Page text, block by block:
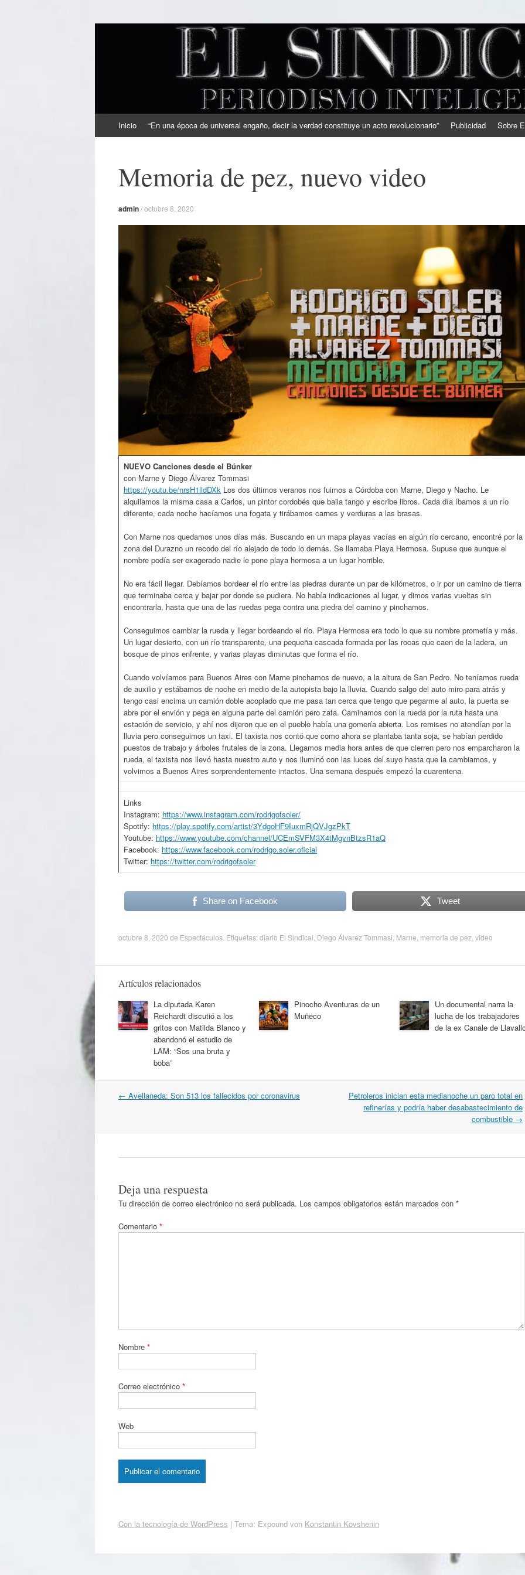
EL SINDICAL
Periodismo Inteligente
al
Inicio “En una época de universal engaño, decir la verdad constituye un acto revolucionario” Publicidad Sobre
Memoria de pez, nuevo video
admin/octubre 8, 2020
NUEVO Canciones desde el Búnker
con Marne y Diego Álvarez Tommasi
https://youtu.be/nrsH1lldDXk Los dos últimos veranos nos fuimos a Córdoba con Marne, Diego y Nacho. Le
alquilamos la misma casa a Carlos, un pintor cordobés que baila tango y escribe libros. Cada día íbamos a un río
diferente, cada noche hacíamos una fogata y tirábamos carnes y verduras a las brasas.
Con Marne nos quedamos unos días más. Buscando en un mapa playas vacías en algún río cercano, encontré por la
zona del Durazno un recodo del río alejado de todo lo demás. Se llamaba Playa Hermosa. Supuse que aunque el
nombre podía ser exagerado nadie le pone playa hermosa a un lugar horrible.
No era fácil llegar. Debíamos bordear el río entre las piedras durante un par de kilómetros, o ir por un camino de tierra
que terminaba cerca y bajar por donde se pudiera. No había indicaciones al lugar, y dimos varias vueltas sin
encontrarla, hasta que una de las ruedas pega contra una piedra del camino y pinchamos.
Conseguimos cambiar la rueda y llegar bordeando el río. Playa Hermosa era todo lo que su nombre prometía y más.
Un lugar desierto, con un río transparente, una pequeña cascada formada por las rocas que caen de la ladera, un
bosque de pinos enfrente, y varias playas diminutas que forma el río.
Cuando volvíamos para Buenos Aires con Marne pinchamos de nuevo, a la altura de San Pedro. No teníamos rueda
de auxilio y estábamos de noche en medio de la autopista bajo la lluvia. Cuando salgo del auto miro para atrás y
tengo casi encima un camión doble acoplado que me pasa tan cerca que tengo que pegarme al auto, la puerta se
abre por el envión y pega en alguna parte del camión pero zafa. Caminamos con la rueda por la ruta hasta una
estación de servicio, y ahí nos dijeron que en el pueblo había una gomería abierta. Los remises no atendían por la
lluvia pero conseguimos un taxi. El taxista nos contó que como ahora se plantaba tanta soja, se habían perdido
puestos de trabajo y árboles frutales de la zona. Llegamos media hora antes de que cierren pero nos emparcharon la
rueda, el taxista nos llevó hasta nuestro auto y nos iluminó con las luces del suyo hasta que la cambiamos, y
volvimos a Buenos Aires sorprendentemente intactos. Una semana después empezó la cuarentena.
Links
Instagram: https://www.instagram.com/rodrigofsoler/
Spotify: https://play.spotify.com/artist/3YdgoHF9IuxmRjQVJgzPkT
Youtube: https://www.youtube.com/channel/UCEmSVFM3X4tMgvnBtzsR1aQ
Facebook: https://www.facebook.com/rodrigo.soler.oficial
Twitter: https://twitter.com/rodrigofsoler
Share on Facebook Tweet
octubre 8, 2020 de Espectáculos . Etiquetas:diario El Sindical Diego Álvarez Tommasi Marne memoria de pez video
Artículos relacionados
La diputada Karen
Reichardt discutió a los
gritos con Matilda Blanco y
abandonó el estudio de
LAM: “Sos una bruta y
boba”
Pinocho Aventuras de un
Muñeco
Un documental narra la
lucha de los trabajadores
de la ex Canale de
Navegación
← Avellaneda: Son 513 los fallecidos por coronavirus
Petroleros inician esta medianoche un paro total en
refinerías y podría haber desabastecimiento de
combustible →
Deja una respuesta
Tu dirección de correo electrónico no será publicada. Los campos obligatorios están marcados con *
Comentario *
Nombre *
Correo electrónico *
Web
Con la tecnología de WordPress | Tema: Expound von Konstantin Kovshenin